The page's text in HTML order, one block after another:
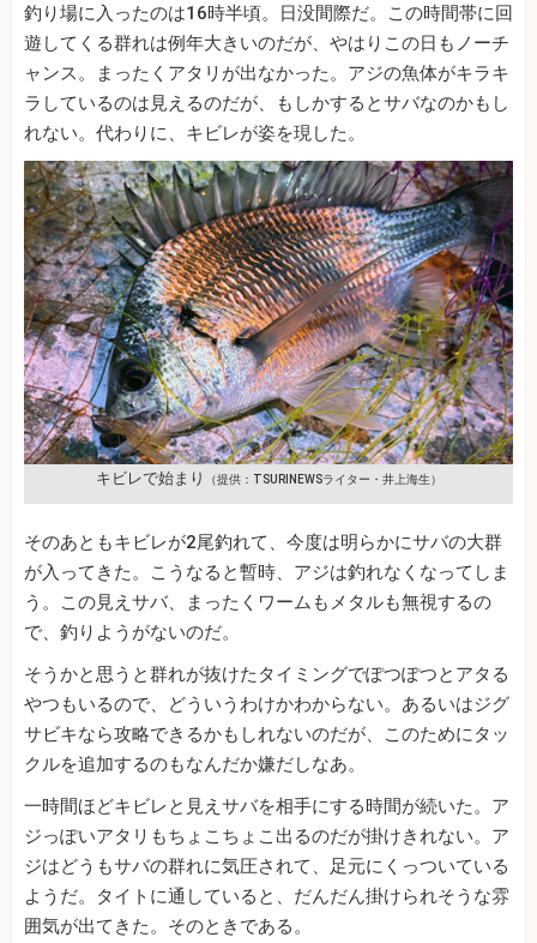
釣り場に入ったのは16時半頃。日没間際だ。この時間帯に回
遊してくる群れは例年大きいのだが、やはりこの日もノーチ
ャンス。まったくアタリが出なかった。アジの魚体がキラキ
ラしているのは見えるのだが、もしかするとサバなのかもし
れない。代わりに、キビレが姿を現した。
キビレで始まり （提供：TSURINEWSライター・井上海生）
そのあともキビレが2尾釣れて、今度は明らかにサバの大群
が入ってきた。こうなると暫時、アジは釣れなくなってしま
う。この見えサバ、まったくワームもメタルも無視するの
で、釣りようがないのだ。
そうかと思うと群れが抜けたタイミングでぽつぽつとアタる
やつもいるので、どういうわけかわからない。あるいはジグ
サビキなら攻略できるかもしれないのだが、このためにタッ
クルを追加するのもなんだか嫌だしなあ。
一時間ほどキビレと見えサバを相手にする時間が続いた。ア
ジっぽいアタリもちょこちょこ出るのだが掛けきれない。ア
ジはどうもサバの群れに気圧されて、足元にくっついている
ようだ。タイトに通していると、だんだん掛けられそうな雰
囲気が出てきた。そのときである。